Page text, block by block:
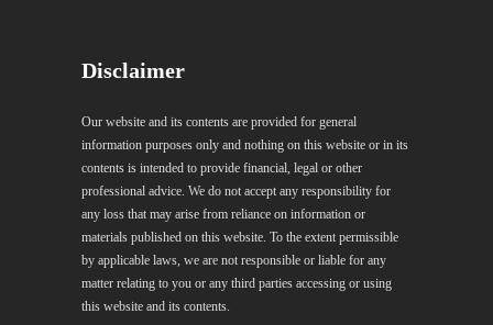
Disclaimer
Our website and its contents are provided for general
information purposes only and nothing on this website or in its
contents is intended to provide financial, legal or other
professional advice. We do not accept any responsibility for
any loss that may arise from reliance on information or
materials published on this website. To the extent permissible
by applicable laws, we are not responsible or liable for any
matter relating to you or any third parties accessing or using
this website and its contents.